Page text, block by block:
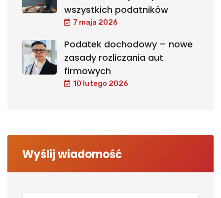
wszystkich podatników
7 maja 2026
Podatek dochodowy – nowe
zasady rozliczania aut
firmowych
10 lutego 2026
Wyślij wiadomość